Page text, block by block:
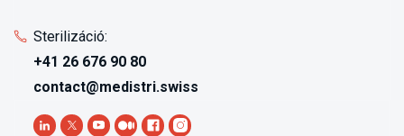
Sterilizáció:
+41 26 676 90 80
contact@medistri.swiss